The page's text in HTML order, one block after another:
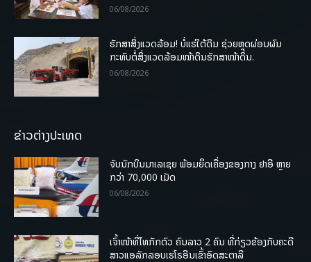
06/08/2026
ຮັກສາສິ່ງແວດລ້ອມ! ບໍ່ແຮ່ໃຕ້ດິນ ຊ່ວຍຫຼຸດຜ່ອນຜົນ
ກະທົບຕໍ່ສິ່ງແວດລ້ອມໜ້າດິນຮັກສາໜ້າດິນ.
06/08/2026
ຂ່າວຕ່າງປະເທດ
ຈັບນັກບິນມາເລເຊຍ ພ້ອມຍຶດເຄື່ອງຂອງກາງ ຢາອີ ຫຼາຍ
ກວ່າ 70,000 ເມັດ
06/08/2026
ເຈົ້າໜ້າທີ່ໄທກັກຕົວ ຄົນລາວ 2 ຄົນ ທີ່ກ່ຽວຂ້ອງກັບຄະດີ
ສາວແອລັກລອບເຮໂຣອີນເຂົ້າອົດສະຕາລີ